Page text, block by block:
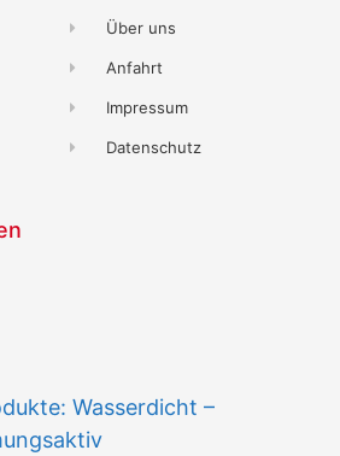
Über uns
Anfahrt
Impressum
Datenschutz
Wasserdicht –